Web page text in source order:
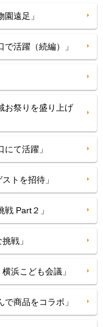
遠足」
活躍（続編）」
お祭りを盛り上げ
て活躍」
トを招待」
Part２」
戦」
浜こども会議」
商品をコラボ」